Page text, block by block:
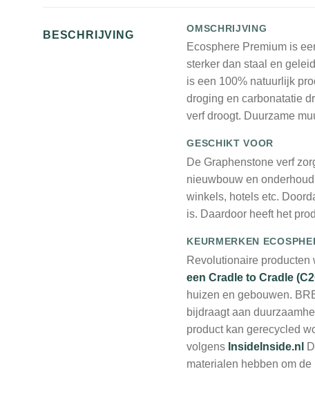
BESCHRIJVING
OMSCHRIJVING
Ecosphere Premium is
sterker dan staal en
is een 100% natuurlijk
droging en carbonatatie
verf droogt. Duurzame
GESCHIKT VOOR
De Graphenstone verf
nieuwbouw en
winkels, hotels etc.
is. Daardoor heeft het
KEURMERKEN
Revolutionaire
een Cradle to Cradle
huizen en gebouwen.
bijdraagt aan
product kan gerecycled
volgens InsideInside.nl
materialen hebben om